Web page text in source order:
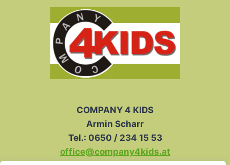
COMPANY 4 KIDS
Armin Scharr
Tel.: 0650 / 234 15 53
office@company4kids.at